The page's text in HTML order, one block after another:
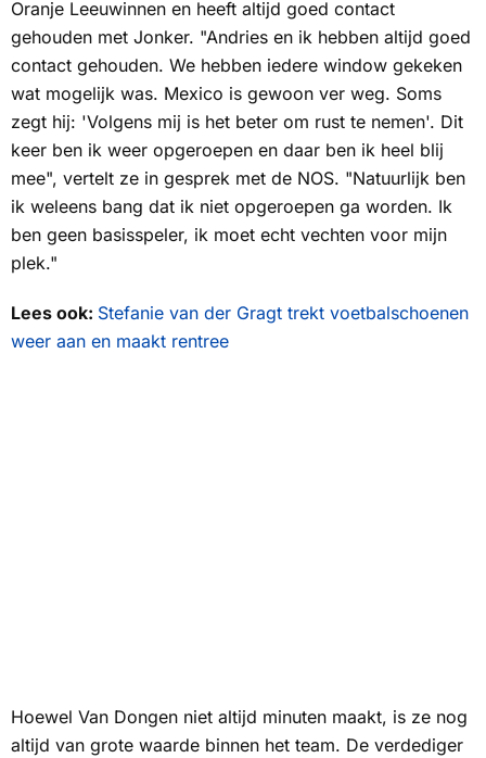
Oranje Leeuwinnen en heeft altijd goed contact
gehouden met Jonker. "Andries en ik hebben altijd goed
contact gehouden. We hebben iedere window gekeken
wat mogelijk was. Mexico is gewoon ver weg. Soms
zegt hij: 'Volgens mij is het beter om rust te nemen'. Dit
keer ben ik weer opgeroepen en daar ben ik heel blij
mee", vertelt ze in gesprek met de NOS. "Natuurlijk ben
ik weleens bang dat ik niet opgeroepen ga worden. Ik
ben geen basisspeler, ik moet echt vechten voor mijn
plek."
Lees ook: Stefanie van der Gragt trekt voetbalschoenen
weer aan en maakt rentree
Hoewel Van Dongen niet altijd minuten maakt, is ze nog
altijd van grote waarde binnen het team. De verdediger